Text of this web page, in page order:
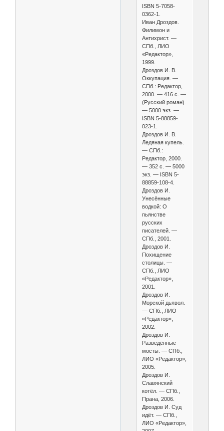
ISBN 5-7058-
0362-1.
Иван Дроздов.
Филимон и
Антихрист. —
СПб., ЛИО
«Редактор»,
1999.
Дроздов И. В.
Оккупация. —
СПб.: Редактор,
2000. — 416 с. —
(Русский роман).
— 5000 экз. —
ISBN 5-88859-
023-1.
Дроздов И. В.
Ледяная купель.
— СПб.:
Редактор, 2000.
— 352 с. — 5000
экз. — ISBN 5-
88859-108-4.
Дроздов И.
Унесённые
водкой: О
пьянстве
русских
писателей. —
СПб., 2001.
Дроздов И.
Похищение
столицы. —
СПб., ЛИО
«Редактор»,
2001.
Дроздов И.
Морской дьявол.
— СПб., ЛИО
«Редактор»,
2002.
Дроздов И.
Разведённые
мосты. — СПб.,
ЛИО «Редактор»,
2005.
Дроздов И.
Славянский
котёл. — СПб.,
Прана, 2006.
Дроздов И. Суд
идёт. — СПб.,
ЛИО «Редактор»,